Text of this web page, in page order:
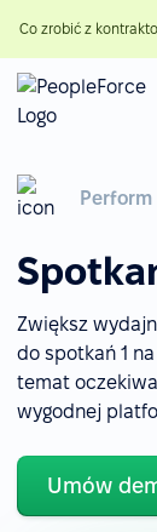
Co zrobić z
Perform
Zwiększ
do spotkań 1
temat
wygodnej
Umów